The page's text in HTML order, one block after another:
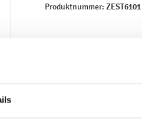
Produktnummer: ZEST6101
205,80 €